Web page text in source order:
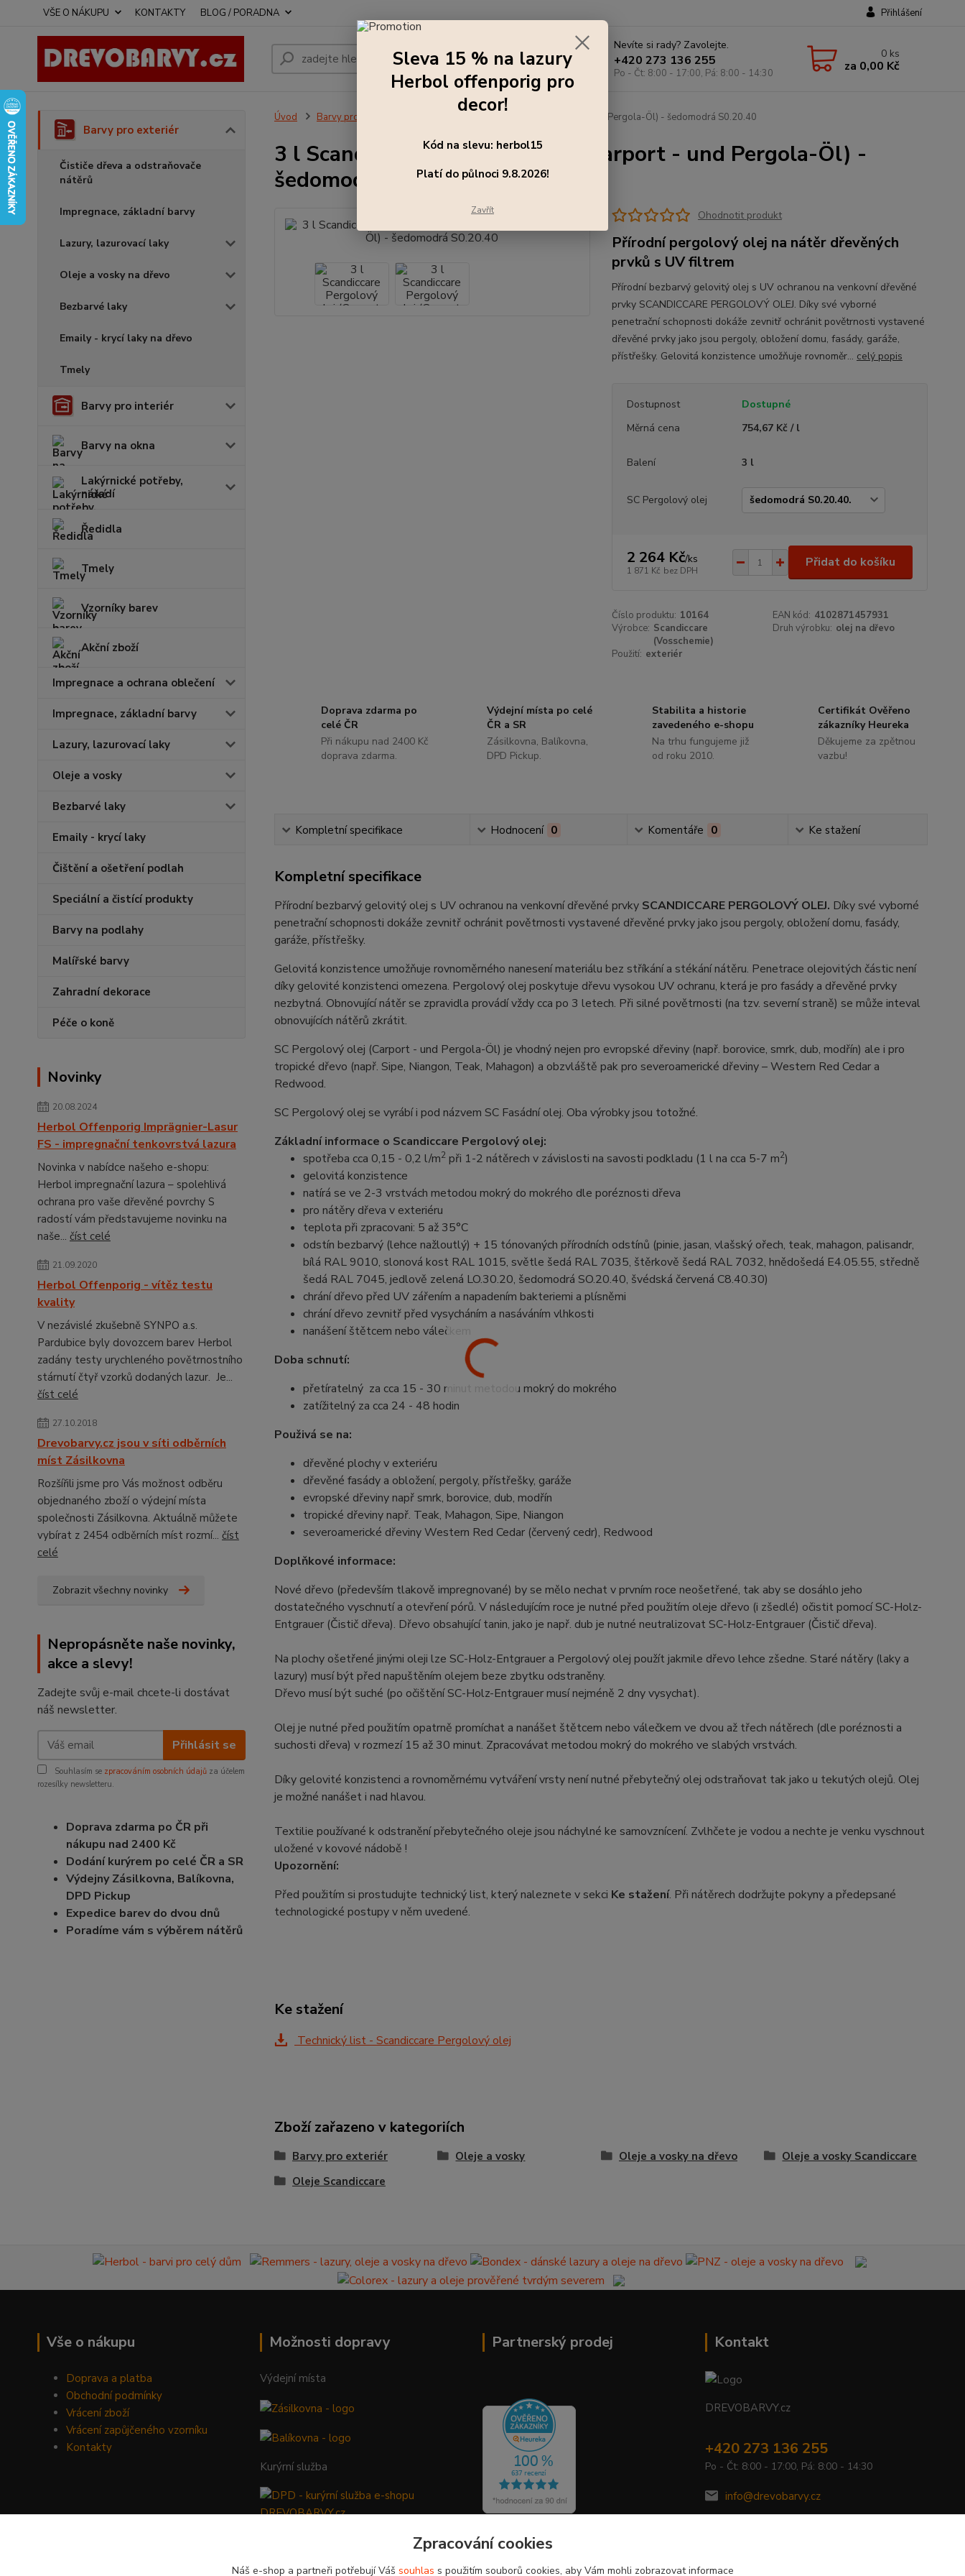
VŠE O NÁKUPU KONTAKTY BLOG / PORADNA Přihlášení
Hledat
Nevíte si rady? Zavolejte.
+420 273 136 255
Po - Čt: 8:00 - 17:00, Pá: 8:00 - 14:30
0 ks
za 0,00 Kč
Barvy pro exteriér
Čističe dřeva a odstraňovače
nátěrů
Impregnace, základní barvy
Lazury, lazurovací laky
Oleje a vosky na dřevo
Bezbarvé laky
Emaily - krycí laky na dřevo
Tmely
Barvy pro interiér
Barvy na okna
Lakýrnické potřeby,
nářadí
Ředidla
Tmely
Vzorníky barev
Akční zboží
Impregnace a ochrana oblečení
Impregnace, základní barvy
Lazury, lazurovací laky
Oleje a vosky
Bezbarvé laky
Emaily - krycí laky
Čištění a ošetření podlah
Speciální a čistící produkty
Barvy na podlahy
Malířské barvy
Zahradní dekorace
Péče o koně
Novinky
20.08.2024
Herbol Offenporig Imprägnier-Lasur
FS - impregnační tenkovrstvá lazura
Novinka v nabídce našeho e-shopu:
Herbol impregnační lazura – spolehlivá
ochrana pro vaše dřevěné povrchy S
radostí vám představujeme novinku na
naše... číst celé
21.09.2020
Herbol Offenporig - vítěz testu
kvality
V nezávislé zkušebně SYNPO a.s.
Pardubice byly dovozcem barev Herbol
zadány testy urychleného povětrnostního
stárnutí čtyř vzorků dodaných lazur. Je...
číst celé
27.10.2018
Drevobarvy.cz jsou v síti odběrních
míst Zásilkovna
Rozšířili jsme pro Vás možnost odběru
objednaného zboží o výdejní místa
společnosti Zásilkovna. Aktuálně můžete
vybírat z 2454 odběrních míst rozmí... číst
celé
Zobrazit všechny novinky
Nepropásněte naše novinky,
akce a slevy!
Zadejte svůj e-mail chcete-li dostávat
náš newsletter.
Přihlásit se
Souhlasím se zpracováním osobních údajů za účelem
rozesílky newsletteru.
Doprava zdarma po ČR při
nákupu nad 2400 Kč
Dodání kurýrem po celé ČR a SR
Výdejny Zásilkovna, Balíkovna,
DPD Pickup
Expedice barev do dvou dnů
Poradíme vám s výběrem nátěrů
Úvod Barvy pro exteriér 3 l Scandiccare Pergolový olej (Carport - und Pergola-Öl) - šedomodrá S0.20.40
3 l Scandiccare Pergolový olej (Carport - und Pergola-Öl) -
šedomodrá S0.20.40
Ohodnotit produkt
Přírodní pergolový olej na nátěr dřevěných
prvků s UV filtrem
Přírodní bezbarvý gelovitý olej s UV ochranou na venkovní dřevěné
prvky SCANDICCARE PERGOLOVÝ OLEJ. Díky své vyborné
penetrační schopnosti dokáže zevnitř ochránit povětrnosti vystavené
dřevěné prvky jako jsou pergoly, obložení domu, fasády, garáže,
přístřešky. Gelovitá konzistence umožňuje rovnoměr... celý popis
Dostupnost
Dostupné
Měrná cena
754,67 Kč / l
Balení 3 l
SC Pergolový olej
2 264 Kč/ks
1 871 Kč bez DPH
Přidat do košíku
Číslo produktu: 10164 EAN kód: 4102871457931
Výrobce: Scandiccare
(Vosschemie)
Druh výrobku: olej na dřevo
Použití: exteriér
Doprava zdarma po
celé ČR
Při nákupu nad 2400 Kč
doprava zdarma.
Výdejní místa po celé
ČR a SR
Zásilkovna, Balíkovna,
DPD Pickup.
Stabilita a historie
zavedeného e-shopu
Na trhu fungujeme již
od roku 2010.
Certifikát Ověřeno
zákazníky Heureka
Děkujeme za zpětnou
vazbu!
Kompletní specifikace Hodnocení 0 Komentáře 0 Ke stažení
Kompletní specifikace
Přírodní bezbarvý gelovitý olej s UV ochranou na venkovní dřevěné prvky SCANDICCARE PERGOLOVÝ OLEJ. Díky své vyborné
penetrační schopnosti dokáže zevnitř ochránit povětrnosti vystavené dřevěné prvky jako jsou pergoly, obložení domu, fasády,
garáže, přístřešky.
Gelovitá konzistence umožňuje rovnoměrného nanesení materiálu bez stříkání a stékání nátěru. Penetrace olejovitých částic není
díky gelovité konzistenci omezena. Pergolový olej poskytuje dřevu vysokou UV ochranu, která je pro fasády a dřevěné prvky
nezbytná. Obnovující nátěr se zpravidla provádí vždy cca po 3 letech. Při silné povětrnosti (na tzv. severní straně) se může inteval
obnovujících nátěrů zkrátit.
SC Pergolový olej (Carport - und Pergola-Öl) je vhodný nejen pro evropské dřeviny (např. borovice, smrk, dub, modřín) ale i pro
tropické dřevo (např. Sipe, Niangon, Teak, Mahagon) a obzvláště pak pro severoamerické dřeviny – Western Red Cedar a
Redwood.
SC Pergolový olej se vyrábí i pod názvem SC Fasádní olej. Oba výrobky jsou totožné.
Základní informace o Scandiccare Pergolový olej:
spotřeba cca 0,15 - 0,2 l/m2při 1-2 nátěrech v závislosti na savosti podkladu (1 l na cca 5-7 m2)
gelovitá konzistence
natírá se ve 2-3 vrstvách metodou mokrý do mokrého dle poréznosti dřeva
pro nátěry dřeva v exteriéru
teplota při zpracovani: 5 až 35°C
odstín bezbarvý (lehce nažloutlý) + 15 tónovaných přírodních odstínů (pinie, jasan, vlašský ořech, teak, mahagon, palisandr,
bílá RAL 9010, slonová kost RAL 1015, světle šedá RAL 7035, štěrkově šedá RAL 7032, hnědošedá E4.05.55, středně
šedá RAL 7045, jedlově zelená LO.30.20, šedomodrá SO.20.40, švédská červená C8.40.30)
chrání dřevo před UV zářením a napadením bakteriemi a plísněmi
chrání dřevo zevnitř před vysycháním a nasáváním vlhkosti
nanášení štětcem nebo válečkem
Doba schnutí:
přetíratelný za cca 15 - 30 minut metodou mokrý do mokrého
zatížitelný za cca 24 - 48 hodin
Použivá se na:
dřevěné plochy v exteriéru
dřevěné fasády a obložení, pergoly, přístřešky, garáže
evropské dřeviny např smrk, borovice, dub, modřín
tropické dřeviny např. Teak, Mahagon, Sipe, Niangon
severoamerické dřeviny Western Red Cedar (červený cedr), Redwood
Doplňkové informace:
Nové dřevo (především tlakově impregnované) by se mělo nechat v prvním roce neošetřené, tak aby se dosáhlo jeho
dostatečného vyschnutí a otevření pórů. V následujícím roce je nutné před použitím oleje dřevo (i zšedlé) očistit pomocí SC-Holz-
Entgrauer (Čistič dřeva). Dřevo obsahující tanin, jako je např. dub je nutné neutralizovat SC-Holz-Entgrauer (Čistič dřeva).
Na plochy ošetřené jinými oleji lze SC-Holz-Entgrauer a Pergolový olej použít jakmile dřevo lehce zšedne. Staré nátěry (laky a
lazury) musí být před napuštěním olejem beze zbytku odstraněny.
Dřevo musí být suché (po očištění SC-Holz-Entgrauer musí nejméně 2 dny vysychat).
Olej je nutné před použitím opatrně promíchat a nanášet štětcem nebo válečkem ve dvou až třech nátěrech (dle poréznosti a
suchosti dřeva) v rozmezí 15 až 30 minut. Zpracovávat metodou mokrý do mokrého ve slabých vrstvách.
Díky gelovité konzistenci a rovnoměrnému vytváření vrsty není nutné přebytečný olej odstraňovat tak jako u tekutých olejů. Olej
je možné nanášet i nad hlavou.
Textilie používané k odstranění přebytečného oleje jsou náchylné ke samovznícení. Zvlhčete je vodou a nechte je venku vyschnout
uložené v kovové nádobě !
Upozornění:
Před použitím si prostudujte technický list, který naleznete v sekci Ke stažení. Při nátěrech dodržujte pokyny a předepsané
technologické postupy v něm uvedené.
Ke stažení
Technický list - Scandiccare Pergolový olej
Zboží zařazeno v kategoriích
Barvy pro exteriér Oleje a vosky Oleje a vosky na dřevo
Oleje a vosky Scandiccare
Oleje Scandiccare
Vše o nákupu
Doprava a platba
Obchodní podmínky
Vrácení zboží
Vrácení zapůjčeného vzorníku
Kontakty
Možnosti dopravy
Výdejní místa
Kurýrní služba
Partnerský prodej Kontakt
DREVOBARVY.cz
+420 273 136 255
Po - Čt: 8:00 - 17:00, Pá: 8:00 - 14:30
info@drevobarvy.cz
Sleva 15 % na lazury
Herbol offenporig pro
decor!
Kód na slevu: herbol15
Platí do půlnoci 9.8.2026!
Zavřít
Zpracování cookies
Náš e-shop a partneři potřebují Váš souhlas s použitím souborů cookies, aby Vám mohli zobrazovat informace